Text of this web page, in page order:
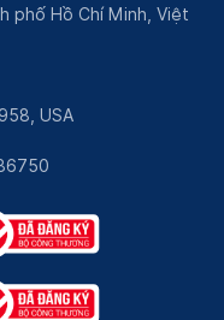
phố Hồ Chí Minh, Việt
USA